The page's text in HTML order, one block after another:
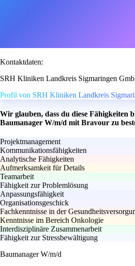
Kontaktdaten:
SRH Kliniken Landkreis Sigmaringen
Profil von SRH Kliniken Landkreis
Wir glauben, dass du diese Fähigkeiten
Baumanager W/m/d mit Bravour zu
Projektmanagement
Kommunikationsfähigkeiten
Analytische Fähigkeiten
Aufmerksamkeit für Details
Teamarbeit
Fähigkeit zur Problemlösung
Anpassungsfähigkeit
Organisationsgeschick
Fachkenntnisse in der
Kenntnisse im Bereich Onkologie
Interdisziplinäre Zusammenarbeit
Fähigkeit zur Stressbewältigung
Baumanager W/m/d